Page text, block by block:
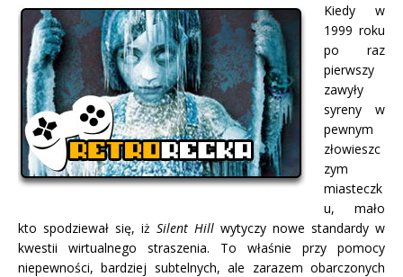
Kiedy w
1999 roku
po raz
pierwszy
zawyły
syreny w
pewnym
złowieszc
zym
miasteczk
u, mało
kto spodziewał się, iż Silent Hill wytyczy nowe standardy w
kwestii wirtualnego straszenia. To właśnie przy pomocy
niepewności, bardziej subtelnych, ale zarazem obarczonych